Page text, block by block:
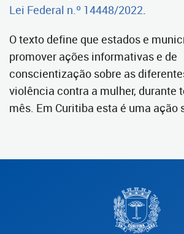
Lei Federal n.º 14448/2022.
O texto define que estados e
promover ações informativas e de
conscientização sobre as
violência contra a mulher, durante
mês. Em Curitiba esta é uma ação